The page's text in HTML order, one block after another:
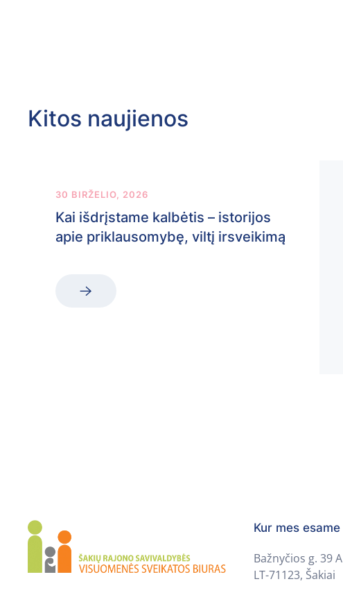
Kitos naujienos
30 BIRŽELIO, 2026
Kai išdrįstame kalbėtis – istorijos
apie priklausomybę, viltį irsveikimą
Kur mes esame
Bažnyčios g. 39 A
LT-71123, Šakiai